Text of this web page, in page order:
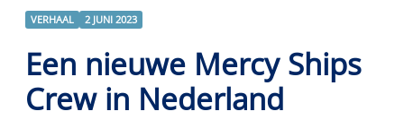
VERHAAL 2 JUNI 2023
Een nieuwe Mercy Ships
Crew in Nederland